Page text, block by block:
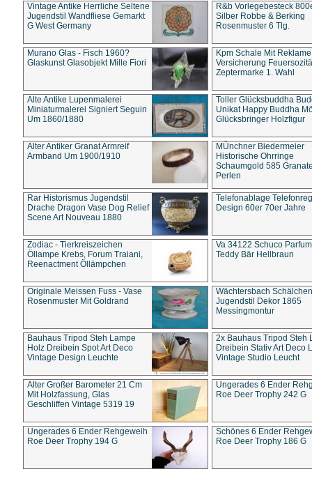
Vintage Antike Herrliche Seltene
Jugendstil Wandfliese Gemarkt
G West Germany
R&b Vorlegebesteck
Silber Robbe & Berking
Rosenmuster 6 Tlg.
Murano Glas - Fisch 1960?
Glaskunst Glasobjekt Mille Fiori
Kpm Schale Mit Reklame
Versicherung
Zeptermarke 1. Wahl
Alte Antike Lupenmalerei
Miniaturmalerei Signiert Seguin
Um 1860/1880
Toller Glücksbuddha
Unikat Happy Buddha
Glücksbringer Holzfigur
Alter Antiker Granat Armreif
Armband Um 1900/1910
MÜnchner Biedermeier
Historische Ohrringe
Schaumgold 585
Perlen
Rar Historismus Jugendstil
Drache Dragon Vase Dog Relief
Scene Art Nouveau 1880
Telefonablage
Design 60er 70er Jahre
Zodiac - Tierkreiszeichen
Öllampe Krebs, Forum Traiani,
Reenactment Öllämpchen
Va 34122 Schuco
Teddy Bär Hellbraun
Originale Meissen Fuss - Vase
Rosenmuster Mit Goldrand
Wächtersbach Schälchen
Jugendstil Dekor 1865
Messingmontur
Bauhaus Tripod Steh Lampe
Holz Dreibein Spot Art Deco
Vintage Design Leuchte
2x Bauhaus Tripod Steh
Dreibein Stativ Art Deco
Vintage Studio Leucht
Alter Großer Barometer 21 Cm
Mit Holzfassung, Glas
Geschliffen Vintage 5319 19
Ungerades 6 Ender
Roe Deer Trophy 242 G
Ungerades 6 Ender Rehgeweih
Roe Deer Trophy 194 G
Schönes 6 Ender
Roe Deer Trophy 186 G